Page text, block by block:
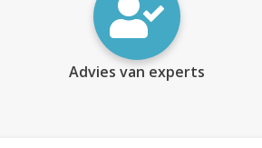
Advies van experts